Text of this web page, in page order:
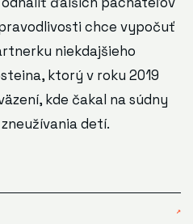
chce vypočuť
niekdajšieho
ktorý v roku 2019
kde čakal na súdny
detí.
↗